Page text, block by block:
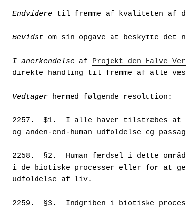
Endvidere til fremme af kvaliteten af
Bevidst om sin opgave at beskytte det
I anerkendelse af Projekt den Halve
direkte handling til fremme af alle
Vedtager hermed følgende resolution:
2257.  $1.  I alle haver tilstræbes
og anden-end-human udfoldelse og
2258.  §2.  Human færdsel i dette
i de biotiske processer eller for at
udfoldelse af liv.
2259.  §3.  Indgriben i biotiske